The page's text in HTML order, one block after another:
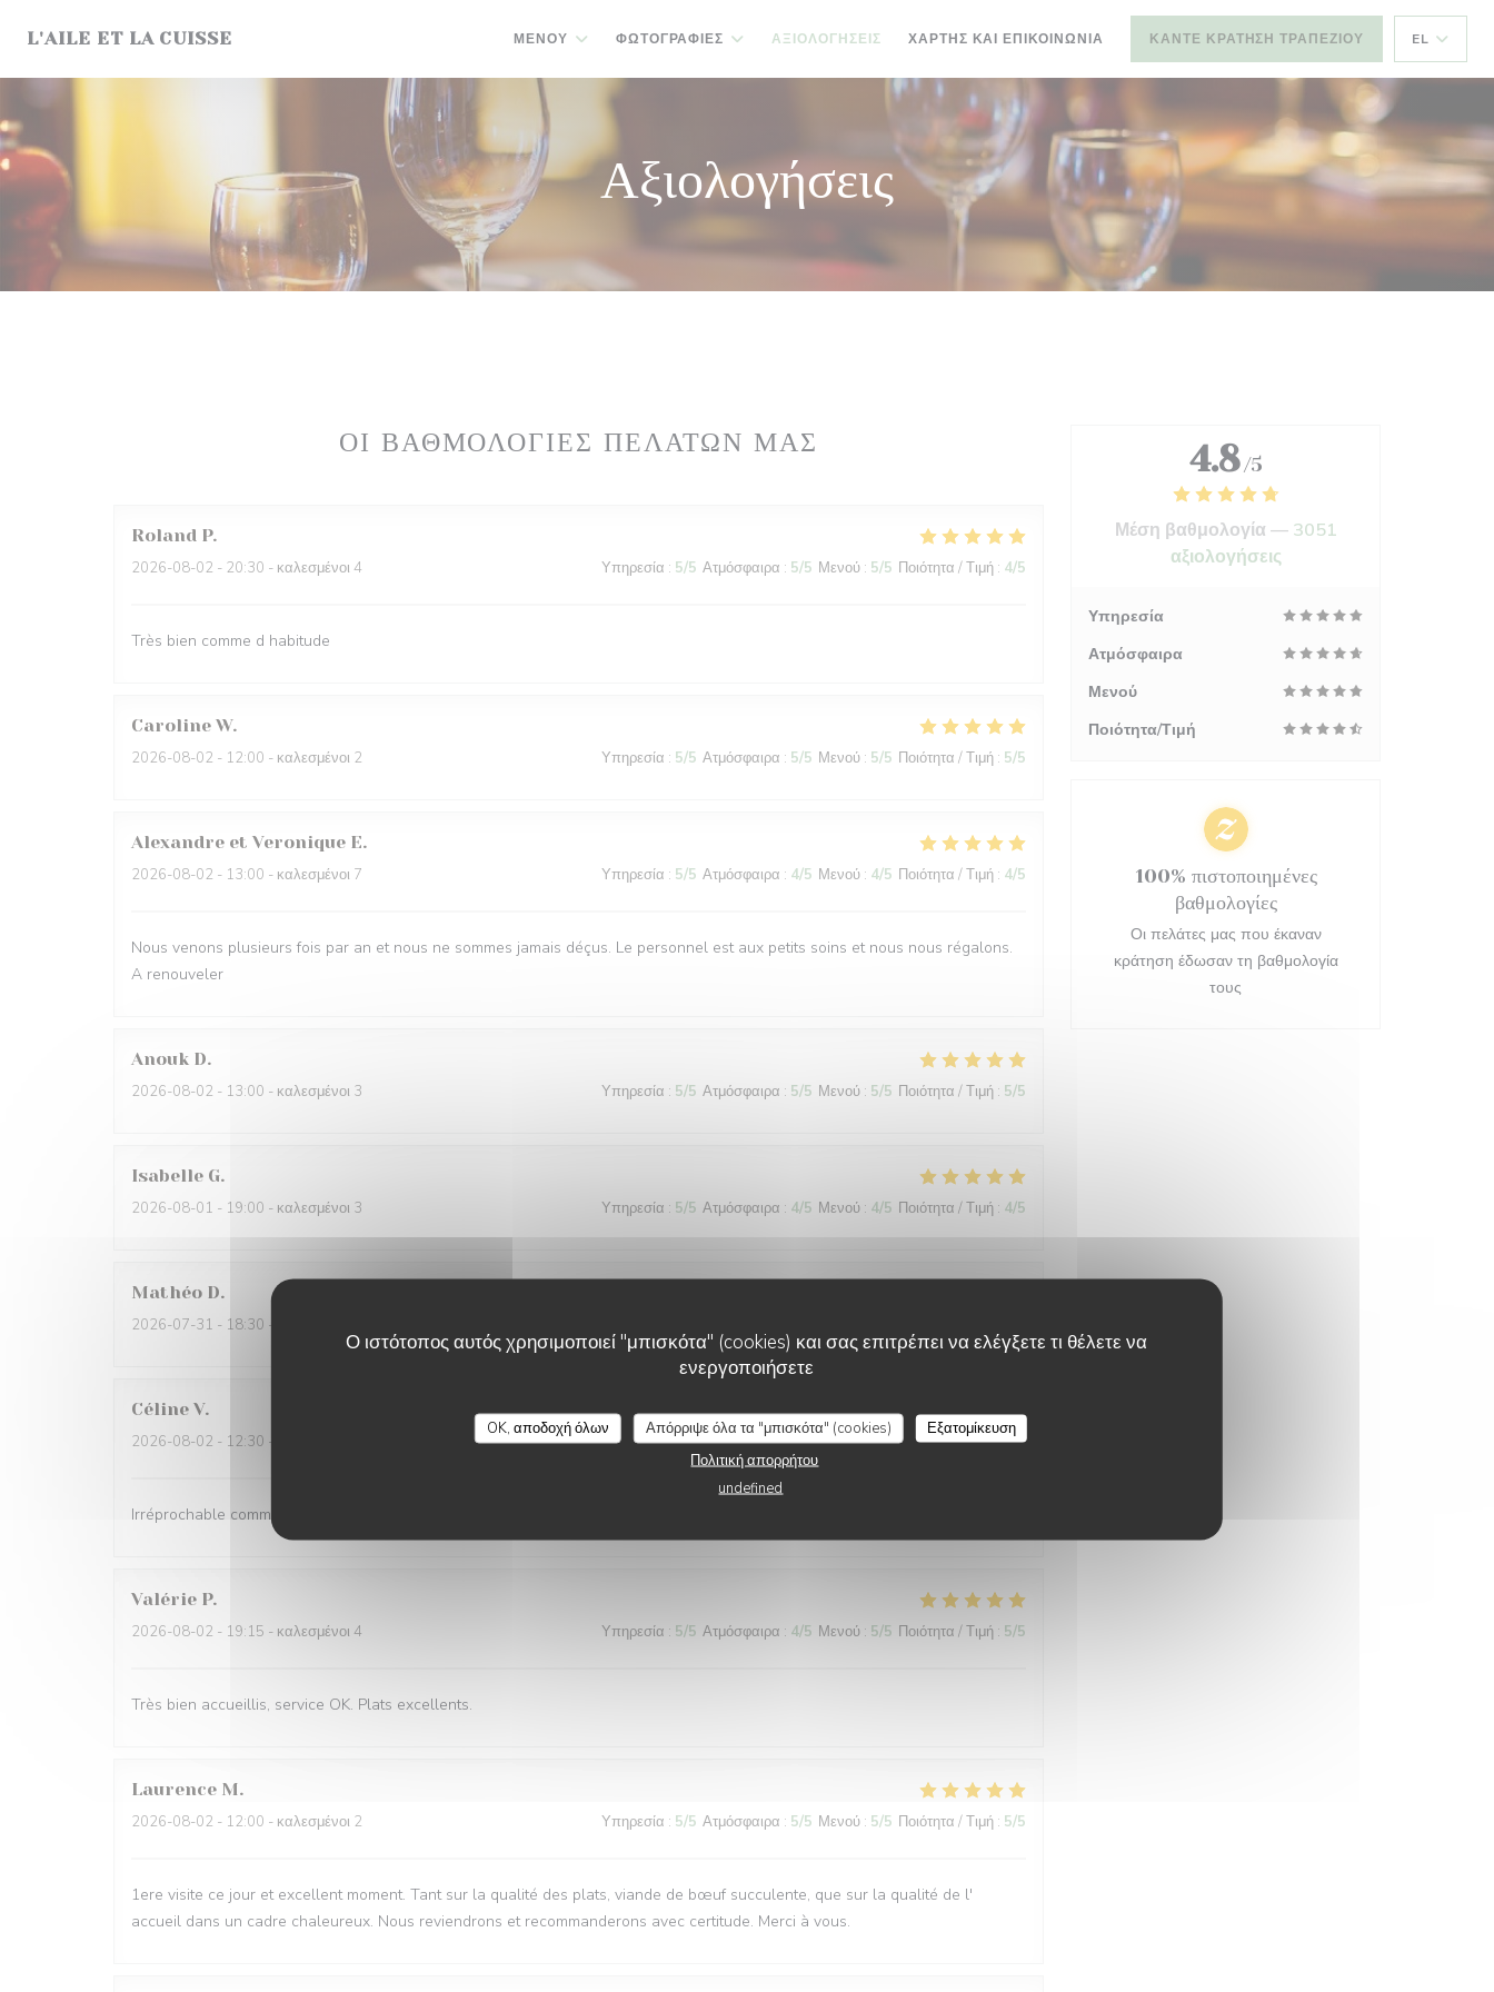
Ο ιστότοπος αυτός χρησιμοποιεί "μπισκότα" (cookies) και σας επιτρέπει να ελέγξετε τι θέλετε να
ενεργοποιήσετε
OK, αποδοχή όλων Απόρριψε όλα τα "μπισκότα" (cookies)
Εξατομίκευση
Πολιτική απορρήτου
undefined
L'AILE ET LA CUISSE ΜΕΝΟΎ ΦΩΤΟΓΡΑΦΊΕΣ ΑΞΙΟΛΟΓΉΣΕΙΣ ΧΆΡΤΗΣ ΚΑΙ ΕΠΙΚΟΙΝΩΝΊΑ ΚΆΝΤΕ ΚΡΆΤΗΣΗ ΤΡΑΠΕΖΙΟΎ EL
Αξιολογήσεις
ΟΙ ΒΑΘΜΟΛΟΓΊΕΣ ΠΕΛΑΤΏΝ ΜΑΣ
Roland P
2026-08-02 - 20:30 - καλεσμένοι 4 Υπηρεσία : 5/5 Ατμόσφαιρα : 5/5 Μενού : 5/5 Ποιότητα / Τιμή : 4/5
Très bien comme d habitude
Caroline W
2026-08-02 - 12:00 - καλεσμένοι 2 Υπηρεσία : 5/5 Ατμόσφαιρα : 5/5 Μενού : 5/5 Ποιότητα / Τιμή : 5/5
Alexandre et Veronique E
2026-08-02 - 13:00 - καλεσμένοι 7 Υπηρεσία : 5/5 Ατμόσφαιρα : 4/5 Μενού : 4/5 Ποιότητα / Τιμή : 4/5
Nous venons plusieurs fois par an et nous ne sommes jamais déçus. Le personnel est aux petits soins et nous nous régalons.
A renouveler
Anouk D
2026-08-02 - 13:00 - καλεσμένοι 3 Υπηρεσία : 5/5 Ατμόσφαιρα : 5/5 Μενού : 5/5 Ποιότητα / Τιμή : 5/5
Isabelle G
2026-08-01 - 19:00 - καλεσμένοι 3 Υπηρεσία : 5/5 Ατμόσφαιρα : 4/5 Μενού : 4/5 Ποιότητα / Τιμή : 4/5
Mathéo D
2026-07-31 - 18:30 - καλεσμένοι 2
Céline V
2026-08-02 - 12:30 - καλεσμένοι 6 Υπηρεσία:5/5 Ατμόσφαιρα:5/5 Μενού:5/5 Ποιότητα / Τιμή:5/5
Irréprochable comme d'habitude Très bon accueil et service, plats délicieux et copieux
Valérie P
2026-08-02 - 19:15 - καλεσμένοι 4 Υπηρεσία : 5/5 Ατμόσφαιρα : 4/5 Μενού : 5/5 Ποιότητα / Τιμή : 5/5
Très bien accueillis, service OK. Plats excellents.
Laurence M
2026-08-02 - 12:00 - καλεσμένοι 2 Υπηρεσία : 5/5 Ατμόσφαιρα : 5/5 Μενού : 5/5 Ποιότητα / Τιμή : 5/5
1ere visite ce jour et excellent moment. Tant sur la qualité des plats, viande de bœuf succulente, que sur la qualité de l'
accueil dans un cadre chaleureux. Nous reviendrons et recommanderons avec certitude. Merci à vous.
4.8 /5
Μέση βαθμολογία — 3051
αξιολογήσεις
Υπηρεσία
Ατμόσφαιρα
Μενού
Ποιότητα/Τιμή
100% πιστοποιημένες
βαθμολογίες
Οι πελάτες μας που έκαναν
κράτηση έδωσαν τη βαθμολογία
τους
L'AILE ET LA CUISSE